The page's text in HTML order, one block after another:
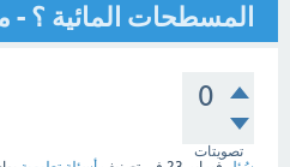
المسطحات المائية ؟ -
0
تصويتات